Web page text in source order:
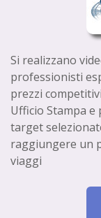
Si realizzano
professionisti
prezzi
Ufficio Stampa
target
raggiungere un
viaggi